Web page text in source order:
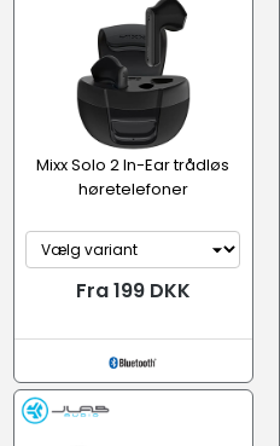
Mixx Solo 2 In-Ear trådløs
høretelefoner
Fra 199 DKK